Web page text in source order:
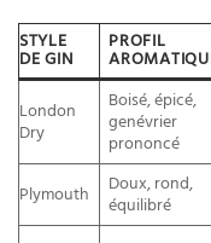
STYLE
DE GIN
PROFIL
London
Dry
Boisé, épicé,
genévrier
prononcé
Plymouth
Doux, rond,
équilibré